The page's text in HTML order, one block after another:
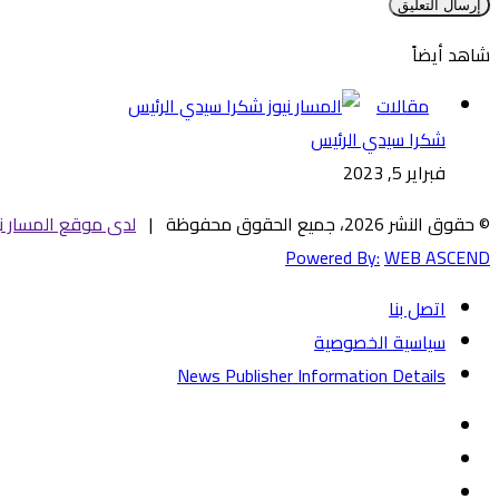
شاهد أيضاً
مقالات
شكرا سيدي الرئيس
فبراير 5, 2023
© حقوق النشر 2026، جميع الحقوق محفوظة |
لدى موقع المسار
Powered By:WEB ASCEND
اتصل بنا
سياسية الخصوصية
News Publisher Information Details